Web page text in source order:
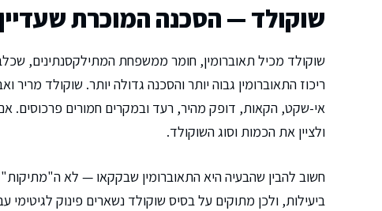
שוקולד — הסכנה המוכרת
שוקולד מכיל תאוברומין, חומר ממשפחת המתילקסנתינים,
ריכוז התאוברומין גבוה יותר והסכנה גדולה יותר. שוקולד
אי-שקט, הקאות, דופק מהיר, רעד ובמקרים חמורים פרכוסים.
ולציין את הכמות וסוג השוקולד.
חשוב להבין שהבעיה היא התאוברומין שבקקאו — לא
ביעילות, ולכן מתוקים על בסיס שוקולד נשארים פינוק